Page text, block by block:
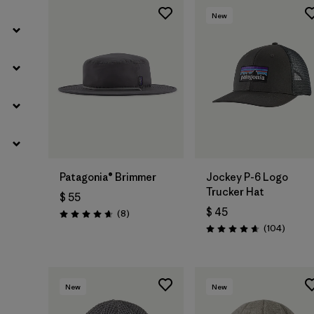
Patagonia® Brimmer
$ 55
Valoración: 4.6 / 5
(8Comentarios
)
New
Jockey P-6 Logo
Trucker Hat
$ 45
Valoración: 4.7 / 5
(104)
New New